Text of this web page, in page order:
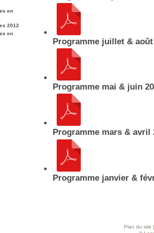
en
2012
en
Programme juillet & août
Programme mai & juin
Programme mars & avril
Programme janvier &
Plan du site